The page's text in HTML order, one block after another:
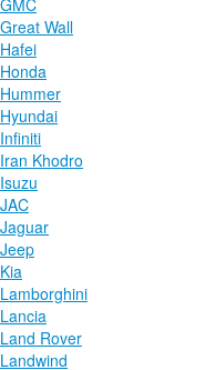
GMC
Great Wall
Hafei
Honda
Hummer
Hyundai
Infiniti
Iran Khodro
Isuzu
JAC
Jaguar
Jeep
Kia
Lamborghini
Lancia
Land Rover
Landwind